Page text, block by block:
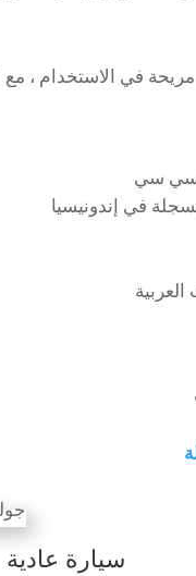
في الاستخدام ، مع
في إندونيسيا
سيارة عادية